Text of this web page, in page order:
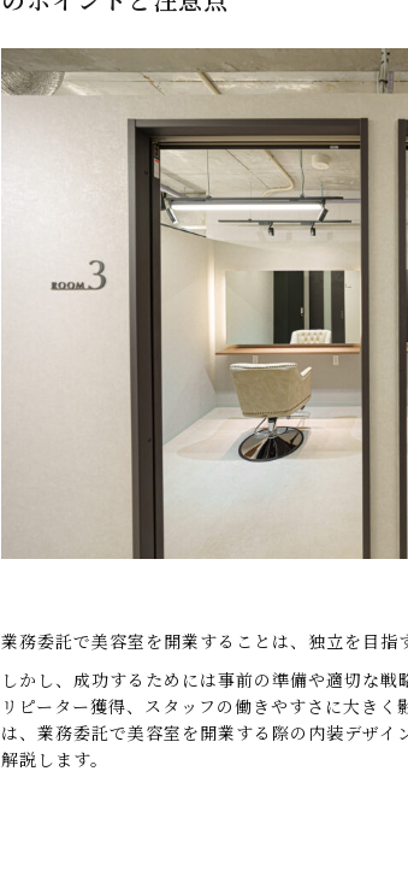
業務委託で美容室を開業することは、独立を目指
しかし、成功するためには事前の準備や適切な
リピーター獲得、スタッフの働きやすさに大き
は、業務委託で美容室を開業する際の内装デザイ
解説します。